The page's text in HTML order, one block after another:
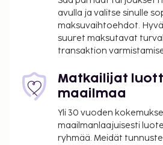
avulla ja valitse sinulle
maksuvaihtoehdot.
suuret maksutavat
transaktion
Matkailijat
maailmaa
Yli 30 vuoden
maailmanlaajuisesti
ryhmää. Meidät